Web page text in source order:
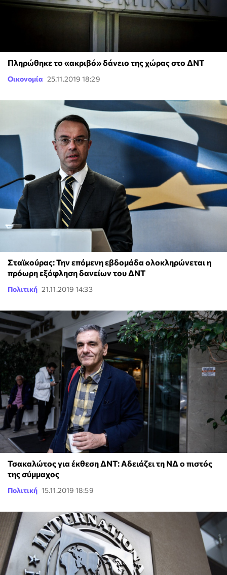
Πληρώθηκε το «ακριβό» δάνειο της χώρας στο ΔΝΤ
Οικονομία 25.11.2019 18:29
Σταϊκούρας: Την επόμενη εβδομάδα ολοκληρώνεται η
πρόωρη εξόφληση δανείων του ΔΝΤ
Πολιτική 21.11.2019 14:33
Τσακαλώτος για έκθεση ΔΝΤ: Αδειάζει τη ΝΔ ο πιστός
της σύμμαχος
Πολιτική 15.11.2019 18:59